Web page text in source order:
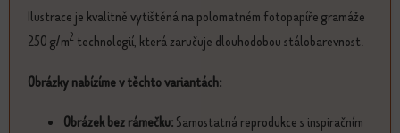
Ilustrace je kvalitně vytištěná na polomatném fotopapíře gramáže
250 g/m2 technologií, která zaručuje dlouhodobou stálobarevnost.
Obrázky nabízíme v těchto variantách:
Obrázek bez rámečku:Samostatná reprodukce s inspiračním